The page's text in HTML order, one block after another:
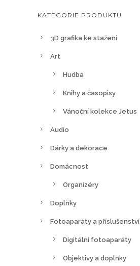
KATEGORIE PRODUKTU
3D grafika ke stažení
Art
Hudba
Knihy a časopisy
Vánoční kolekce Jetus
Audio
Dárky a dekorace
Domácnost
Organizéry
Doplňky
Fotoaparáty a příslušenství
Digitální fotoaparáty
Objektivy a doplňky